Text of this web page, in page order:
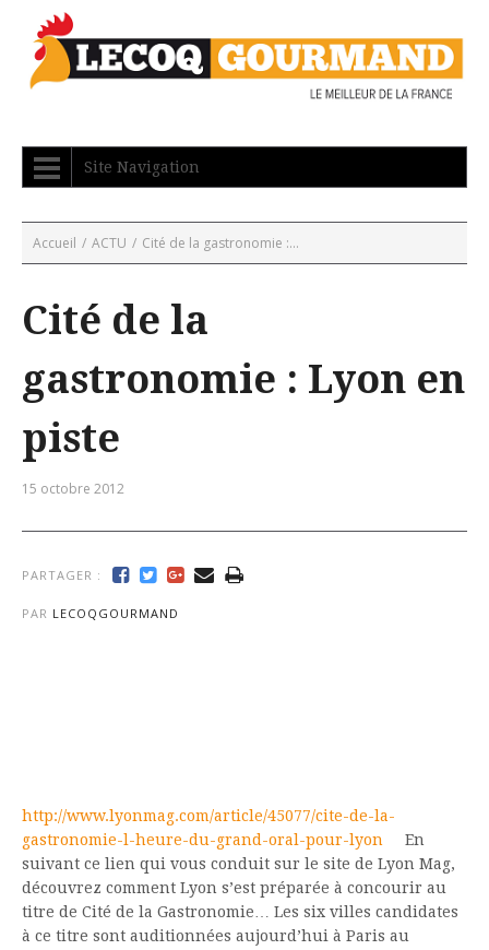
Site Navigation
Accueil / ACTU / Cité de la gastronomie :...
Cité de la
gastronomie : Lyon en
piste
15 octobre 2012
PARTAGER :
PAR LECOQGOURMAND
http://www.lyonmag.com/article/45077/cite-de-la-
gastronomie-l-heure-du-grand-oral-pour-lyon En
suivant ce lien qui vous conduit sur le site de Lyon Mag,
découvrez comment Lyon s’est préparée à concourir au
titre de Cité de la Gastronomie… Les six villes candidates
à ce titre sont auditionnées aujourd’hui à Paris au